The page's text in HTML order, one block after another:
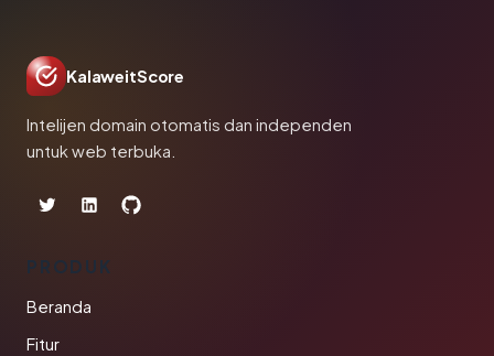
KalaweitScore
Intelijen domain otomatis dan independen
untuk web terbuka.
PRODUK
Beranda
Fitur